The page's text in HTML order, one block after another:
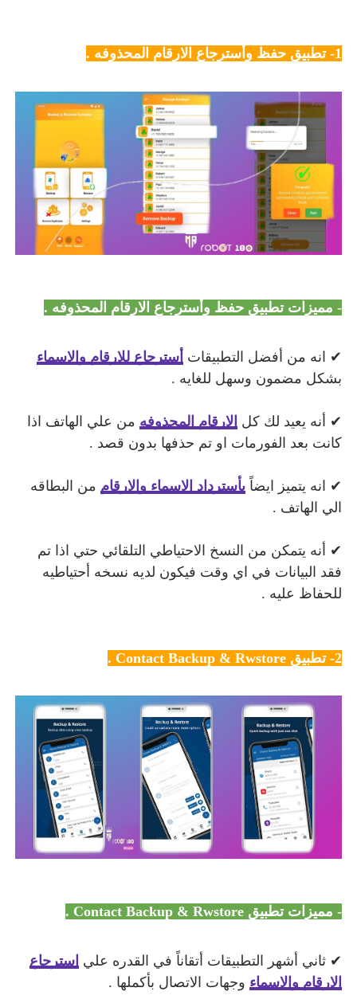
1- تطبيق حفظ وأسترجاع الارقام المحذوفه .
- مميزات تطبيق حفظ وأسترجاع الارقام المحذوفه .
✔ انه من أفضل التطبيقات أسترجاع للارقام والاسماء
بشكل مضمون وسهل للغايه .
✔ أنه يعيد لك كل الارقام المحذوفه من علي الهاتف اذا
كانت بعد الفورمات او تم حذفها بدون قصد .
✔ انه يتميز ايضاً بأسترداد الاسماء والارقام من البطاقه
الي الهاتف .
✔ أنه يتمكن من النسخ الاحتياطي التلقائي حتي اذا تم
فقد البيانات في اي وقت فيكون لديه نسخه أحتياطيه
للحفاظ عليه .
2- تطبيق Contact Backup & Rwstore .
- مميزات تطبيق Contact Backup & Rwstore .
✔ ثاني أشهر التطبيقات أتقاناً في القدره علي استرجاع
الارقام والاسماء وجهات الاتصال بأكملها .